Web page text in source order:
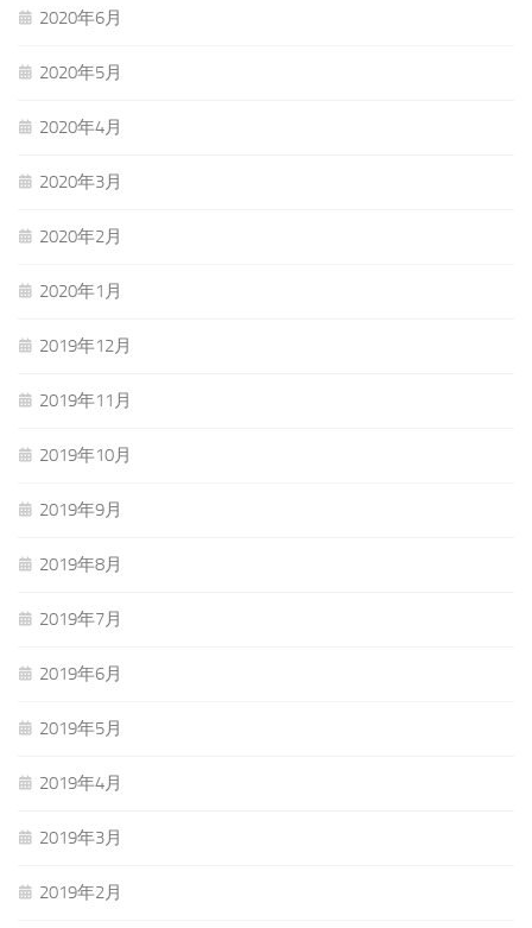
2020年6月
2020年5月
2020年4月
2020年3月
2020年2月
2020年1月
2019年12月
2019年11月
2019年10月
2019年9月
2019年8月
2019年7月
2019年6月
2019年5月
2019年4月
2019年3月
2019年2月